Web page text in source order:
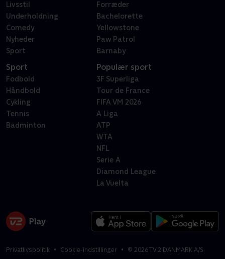
Livsstil
Underholdning
Comedy
Nyheder
Sport
Forræder
Bachelorette
Yellowstone
Paw Patrol
Barnaby
Sport
Fodbold
Håndbold
Cykling
Tennis
Badminton
Populær sport
3F Superliga
Tour de France
FIFA VM 2026
A Liga
ATP
WTA
NFL
Serie A
Diamond League
La Vuelta
Privatlivspolitik Cookie-indstillinger © 2026TV 2 DANMARK A/S